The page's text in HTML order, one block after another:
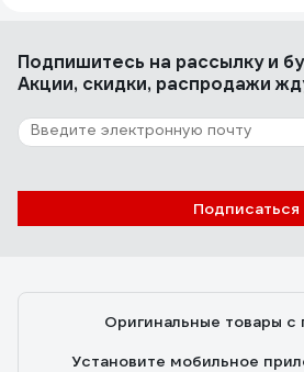
Подпишитесь на рассылкуи
Акции, скидки, распродажи
Подписаться
Оригинальные товары с
Установите мобильное